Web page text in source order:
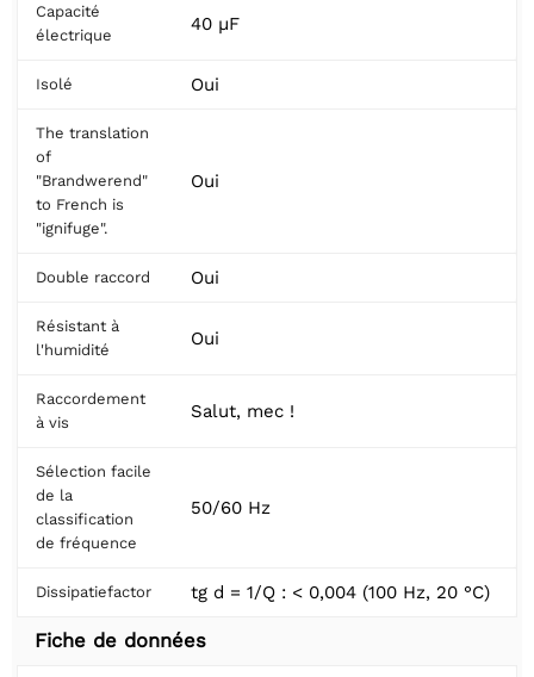
Capacité
électrique
40 µF
Isolé Oui
The translation
of
"Brandwerend"
to French is
"ignifuge".
Oui
Double raccord Oui
Résistant à
l'humidité
Oui
Raccordement
à vis
Salut, mec !
Sélection facile
de la
classification
de fréquence
50/60 Hz
Dissipatiefactor tg d = 1/Q : < 0,004 (100 Hz, 20 °C)
Fiche de données